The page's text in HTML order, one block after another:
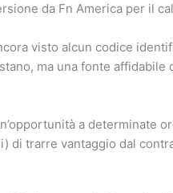
da Fn America per il
visto alcun codice
ma una fonte
a determinate
di trarre vantaggio dal